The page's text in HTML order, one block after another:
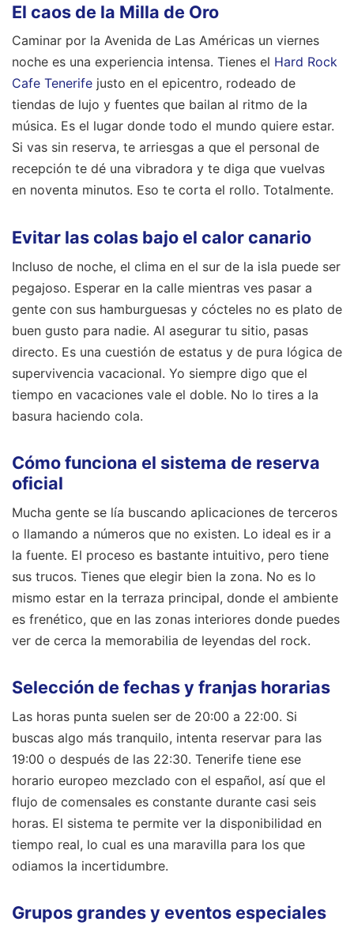
El caos de la Milla de Oro
Caminar por la Avenida de Las Américas un viernes
noche es una experiencia intensa. Tienes el Hard Rock
Cafe Tenerife justo en el epicentro, rodeado de
tiendas de lujo y fuentes que bailan al ritmo de la
música. Es el lugar donde todo el mundo quiere estar.
Si vas sin reserva, te arriesgas a que el personal de
recepción te dé una vibradora y te diga que vuelvas
en noventa minutos. Eso te corta el rollo. Totalmente.
Evitar las colas bajo el calor canario
Incluso de noche, el clima en el sur de la isla puede ser
pegajoso. Esperar en la calle mientras ves pasar a
gente con sus hamburguesas y cócteles no es plato de
buen gusto para nadie. Al asegurar tu sitio, pasas
directo. Es una cuestión de estatus y de pura lógica de
supervivencia vacacional. Yo siempre digo que el
tiempo en vacaciones vale el doble. No lo tires a la
basura haciendo cola.
Cómo funciona el sistema de reserva
oficial
Mucha gente se lía buscando aplicaciones de terceros
o llamando a números que no existen. Lo ideal es ir a
la fuente. El proceso es bastante intuitivo, pero tiene
sus trucos. Tienes que elegir bien la zona. No es lo
mismo estar en la terraza principal, donde el ambiente
es frenético, que en las zonas interiores donde puedes
ver de cerca la memorabilia de leyendas del rock.
Selección de fechas y franjas horarias
Las horas punta suelen ser de 20:00 a 22:00. Si
buscas algo más tranquilo, intenta reservar para las
19:00 o después de las 22:30. Tenerife tiene ese
horario europeo mezclado con el español, así que el
flujo de comensales es constante durante casi seis
horas. El sistema te permite ver la disponibilidad en
tiempo real, lo cual es una maravilla para los que
odiamos la incertidumbre.
Grupos grandes y eventos especiales